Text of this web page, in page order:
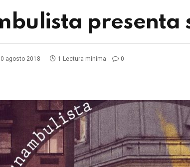
presenta
agosto 2018 1 Lectura mínima 0